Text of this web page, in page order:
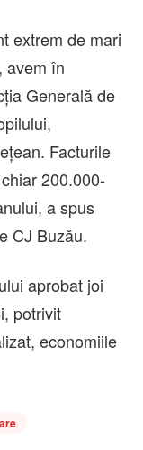
extrem de mari
avem în
Generală de
Facturile
200.000-
a spus
CJ Buzău.
aprobat joi
potrivit
economiile